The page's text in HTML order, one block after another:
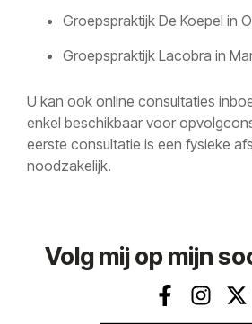
Groepspraktijk De Koepel in
Groepspraktijk Lacobra in
U kan ook online consultaties
enkel beschikbaar voor
eerste consultatie is een fysieke
noodzakelijk.
Volg mij op mijn